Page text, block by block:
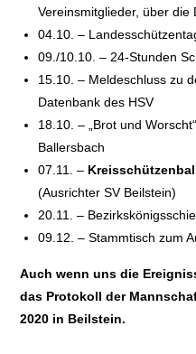
Vereinsmitglieder, über die
04.10. –
09./10.10. – 24-Stunden
15.10. – Meldeschluss zu
Datenbank des HSV
18.10. – „Brot und
Ballersbach
07.11. –
(Ausrichter SV Beilstein)
20.11. –
09.12. – Stammtisch zum
Auch wenn uns die
das Protokoll der
2020 in Beilstein.